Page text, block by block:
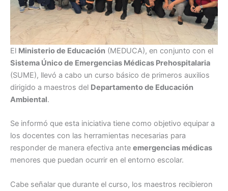
El Ministerio de Educación (MEDUCA), en conjunto con el
Sistema Único de Emergencias Médicas Prehospitalaria
(SUME), llevó a cabo un curso básico de primeros auxilios
dirigido a maestros del Departamento de Educación
Ambiental.
Se informó que esta iniciativa tiene como objetivo equipar a
los docentes con las herramientas necesarias para
responder de manera efectiva ante emergencias médicas
menores que puedan ocurrir en el entorno escolar.
Cabe señalar que durante el curso, los maestros recibieron